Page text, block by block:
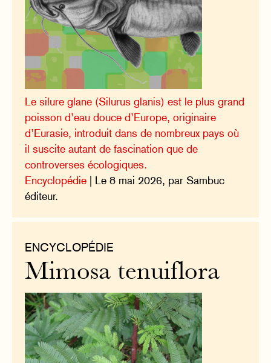
Le silure glane (Silurus glanis) est le plus grand
poisson d’eau douce d’Europe, originaire
d’Eurasie, introduit dans de nombreux pays où
il suscite autant de fascination que de
controverses écologiques.
Encyclopédie | Le 8 mai 2026, par Sambuc
éditeur.
ENCYCLOPÉDIE
Mimosa tenuiflora